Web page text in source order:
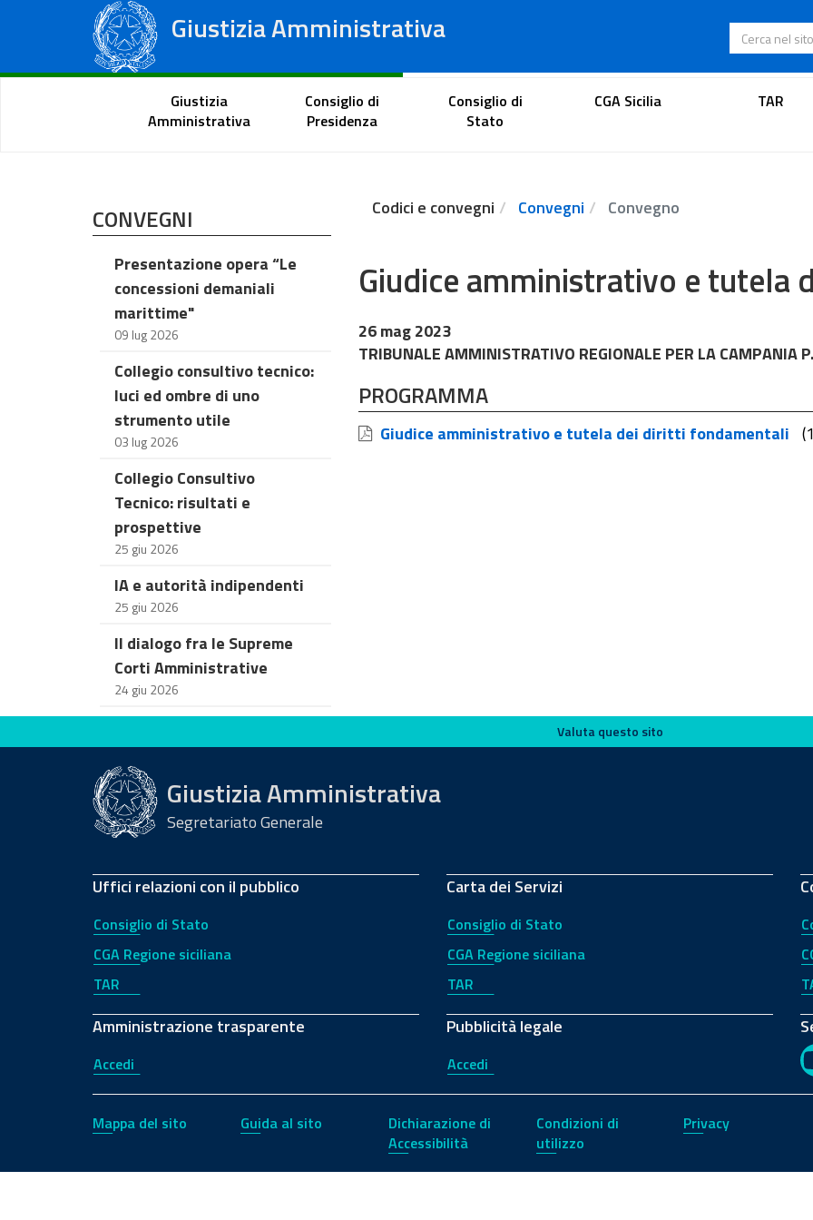
Giustizia Amministrativa
Tribunali Amministrativi Regionali
Cerca nel
Portale del cittadino Portale dell'avvocato
Giustizia
Amministrativa
Consiglio di
Presidenza
Consiglio di
Stato
CGA Sicilia TAR
CONVEGNI
Presentazione opera “Le
concessioni demaniali
marittime"
09 lug 2026
Collegio consultivo tecnico:
luci ed ombre di uno
strumento utile
03 lug 2026
Collegio Consultivo
Tecnico: risultati e
prospettive
25 giu 2026
IA e autorità indipendenti
25 giu 2026
Il dialogo fra le Supreme
Corti Amministrative
24 giu 2026
Codici e convegni Convegni Convegno
Giudice amministrativo e tutela
26 mag 2023
TRIBUNALE AMMINISTRATIVO REGIONALE PER LA CAMPANIA
PROGRAMMA
Giudice amministrativo e tutela dei diritti fondamentali
Valuta questo sito Valuta questo sito
Giustizia Amministrativa
Segretariato Generale
Uffici relazioni con il pubblico
Consiglio di Stato
CGA Regione siciliana
TAR
Amministrazione trasparente
Accedi
Carta dei Servizi
Consiglio di Stato
CGA Regione siciliana
TAR
Pubblicità legale
Accedi
Mappa del sito Guida al sito
Dichiarazione di
Accessibilità
Condizioni di
utilizzo
Privacy